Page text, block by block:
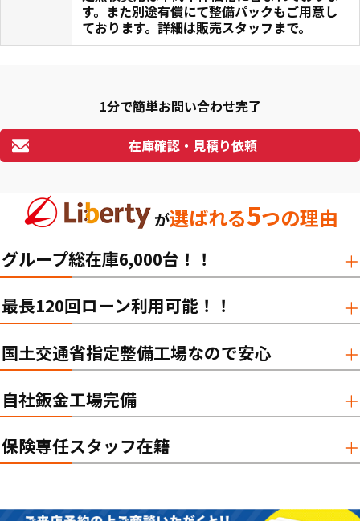
す。また別途有償にて整備パックもご用意し
ております。詳細は販売スタッフまで。
1分で簡単お問い合わせ完了
在庫確認・見積り依頼
が選ばれる5つの理由
グループ総在庫6,000台！！
最長120回ローン利用可能！！
国土交通省指定整備工場なので安心
自社鈑金工場完備
保険専任スタッフ在籍